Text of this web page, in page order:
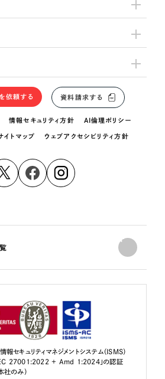
依頼する 資料請求する
情報セキュリティ方針 AI倫理ポリシー
イトマップ ウェブアクセシビリティ方針
報セキュリティマネジメントシステム（ISMS）
27001:2022 + Amd 1:2024」の認証
社のみ）